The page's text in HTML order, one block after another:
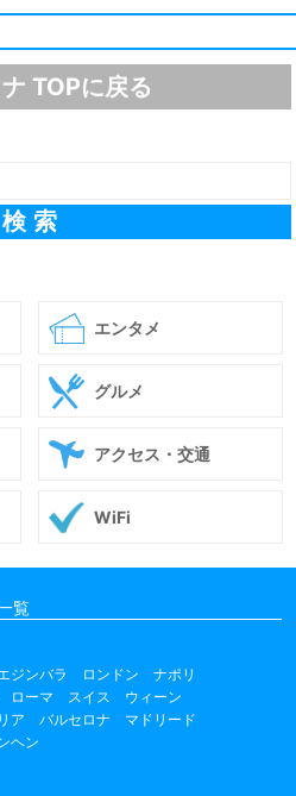
TOPに戻る
エンタメ
グルメ
アクセス・交通
WiFi
覧
ジンバラ ロンドン
ナポリ
ローマ スイス
ウィーン
ア バルセロナ
マドリード
ヘン